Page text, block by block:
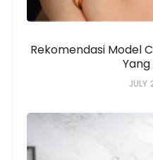
Rekomendasi Model
JULY